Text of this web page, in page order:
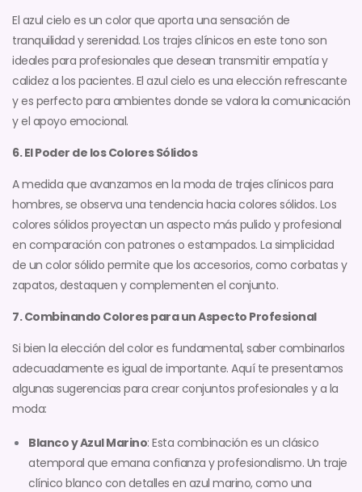
El azul cielo es un color que aporta una sensación de
tranquilidad y serenidad. Los trajes clínicos en este tono son
ideales para profesionales que desean transmitir empatía y
calidez a los pacientes. El azul cielo es una elección refrescante
y es perfecto para ambientes donde se valora la comunicación
y el apoyo emocional.
6. El Poder de los Colores Sólidos
A medida que avanzamos en la moda de trajes clínicos para
hombres, se observa una tendencia hacia colores sólidos. Los
colores sólidos proyectan un aspecto más pulido y profesional
en comparación con patrones o estampados. La simplicidad
de un color sólido permite que los accesorios, como corbatas y
zapatos, destaquen y complementen el conjunto.
7. Combinando Colores para un Aspecto Profesional
Si bien la elección del color es fundamental, saber combinarlos
adecuadamente es igual de importante. Aquí te presentamos
algunas sugerencias para crear conjuntos profesionales y a la
moda:
Blanco y Azul Marino: Esta combinación es un clásico
atemporal que emana confianza y profesionalismo. Un traje
clínico blanco con detalles en azul marino, como una